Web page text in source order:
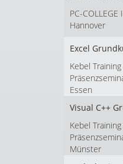
PC-
Hannover
Excel
Kebel
Essen
Visual C++
Kebel
Münster